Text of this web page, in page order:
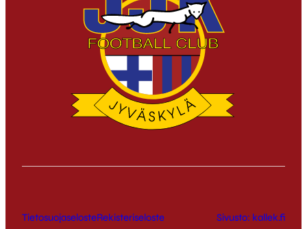
TietosuojaselosteRekisteriseloste Sivusto: kallek.fi